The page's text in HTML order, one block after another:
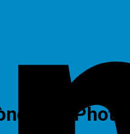
máy